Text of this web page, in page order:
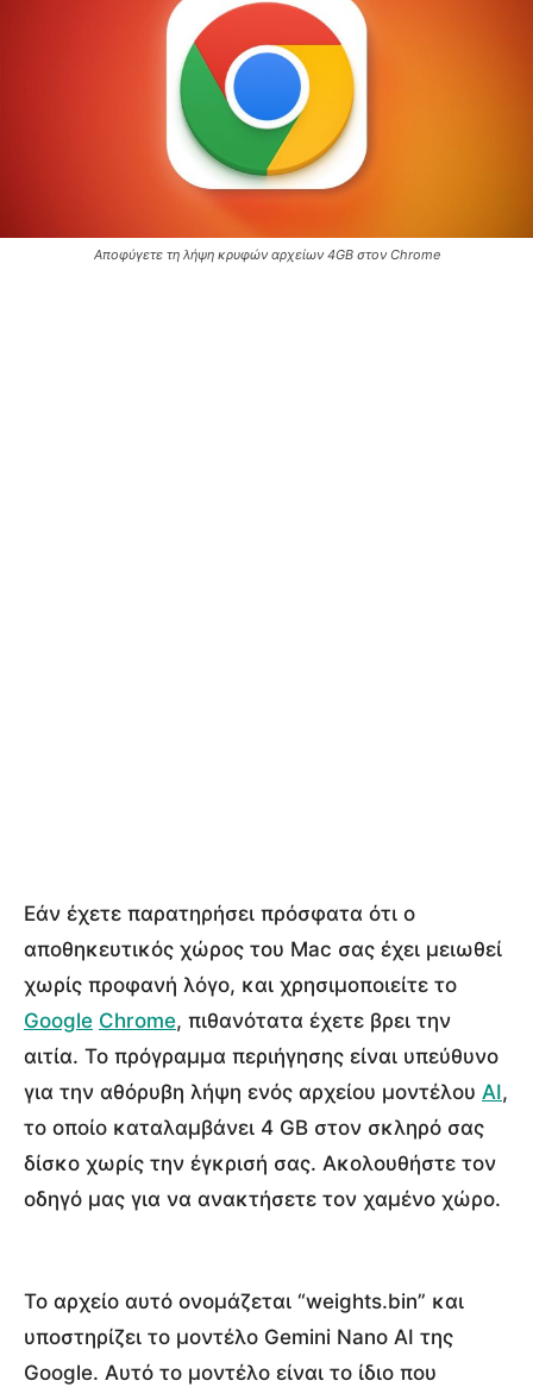
Αποφύγετε τη λήψη κρυφών αρχείων 4GB στον Chrome
Εάν έχετε παρατηρήσει πρόσφατα ότι ο
αποθηκευτικός χώρος του Mac σας έχει μειωθεί
χωρίς προφανή λόγο, και χρησιμοποιείτε το
Google Chrome, πιθανότατα έχετε βρει την
αιτία. Το πρόγραμμα περιήγησης είναι υπεύθυνο
για την αθόρυβη λήψη ενός αρχείου μοντέλου AI,
το οποίο καταλαμβάνει 4 GB στον σκληρό σας
δίσκο χωρίς την έγκρισή σας. Ακολουθήστε τον
οδηγό μας για να ανακτήσετε τον χαμένο χώρο.
Το αρχείο αυτό ονομάζεται “weights.bin” και
υποστηρίζει το μοντέλο Gemini Nano AI της
Google. Αυτό το μοντέλο είναι το ίδιο που